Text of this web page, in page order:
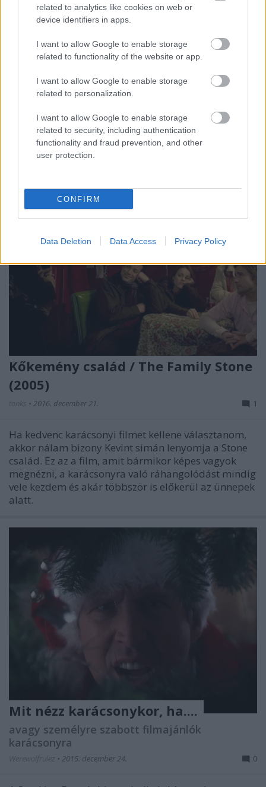
related to analytics like cookies on web or
device identifiers in apps.
I want to allow Google to enable storage
related to functionality of the website or app.
I want to allow Google to enable storage
related to personalization.
I want to allow Google to enable storage
related to security, including authentication
functionality and fraud prevention, and other
user protection.
CONFIRM
Data Deletion Data Access Privacy Policy
Mit kérsz karácsonyra?
AldoWinnfield•2016. december 23.
Karácsony a szeretet ünnepe. Ennek megfelelően
mindenki idegbajt kap a vele járó bevásárlási láztól,
Mariah Carey All I Want For Christmas Is You című
'klasszikusától", meg a már november elején feltűnő
ünnepi tematikájú díszítésektől és reklámoktól. Én
már a kötelező ajándékozás nélkül is simán…
Kőkemény család / The Family Stone
(2005)
• 2016. december 21. 1
Ha kedvenc karácsonyi filmet kellene választanom,
akkor nálam bizony Kevint simán lenyomja a Stone
család. Ez az a film, amit bármikor képes vagyok
megnézni, a karácsonyra való ráhangolódást mindig
vele kezdem és akár többször is előkerül az ünnepek
alatt.
Mit nézz karácsonykor, ha....
avagy személyre szabott filmajánlók
karácsonyra
• 2015. december 24. 0